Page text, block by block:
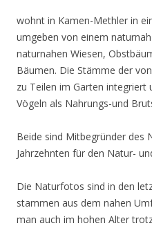
wohnt in Kamen-Methler in
umgeben von einem
naturnahen Wiesen,
Bäumen. Die Stämme der
zu Teilen im Garten integriert
Vögeln als Nahrungs-und
Beide sind Mitbegründer des
Jahrzehnten für den Natur-
Die Naturfotos sind in den
stammen aus dem nahen
man auch im hohen Alter